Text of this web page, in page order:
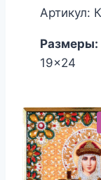
Артикул:
Размеры:
19x24